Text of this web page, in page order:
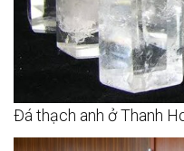
Đá thạch anh ở Thanh